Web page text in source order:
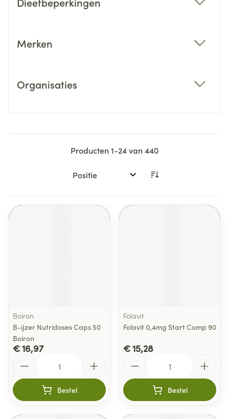
Merken
Organisaties
Producten1-24van440
Sorteer op:
Boiron
B-ijzer Nutridoses Caps 50
Boiron
€ 16,97
Bestel
Folavit
Folavit 0,4mg Start Comp 90
€ 15,28
Bestel